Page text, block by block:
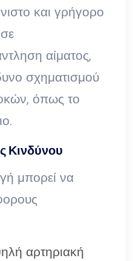
και γρήγορο
αίματος,
σχηματισμού
όπως το
Κινδύνου
μπορεί να
αρτηριακή